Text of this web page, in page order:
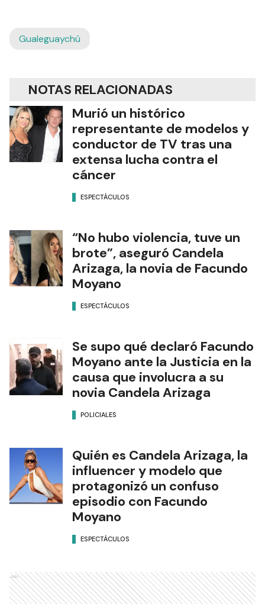
Gualeguaychú
NOTAS RELACIONADAS
Murió un histórico
representante de modelos y
conductor de TV tras una
extensa lucha contra el
cáncer
ESPECTÁCULOS
“No hubo violencia, tuve un
brote”, aseguró Candela
Arizaga, la novia de Facundo
Moyano
ESPECTÁCULOS
Se supo qué declaró Facundo
Moyano ante la Justicia en la
causa que involucra a su
novia Candela Arizaga
POLICIALES
Quién es Candela Arizaga, la
influencer y modelo que
protagonizó un confuso
episodio con Facundo
Moyano
ESPECTÁCULOS
Ads